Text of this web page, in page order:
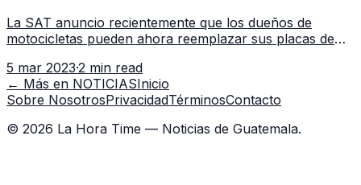
La SAT anuncio recientemente que los dueños de
motocicletas pueden ahora reemplazar sus placas de
de Administración Tributa
5 mar 2023·2 min read
← Más en NOTICIASInicio
Sobre NosotrosPrivacidadTérminosContacto
© 2026 La Hora Time — Noticias de Guatemala.